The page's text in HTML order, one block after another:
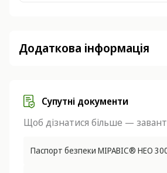
Додаткова інформація
Супутні документи
Щоб дізнатися більше —
Паспорт безпеки МІРАВІС® НЕО